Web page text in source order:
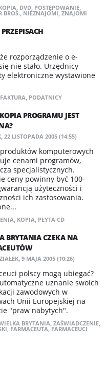
, DVD, POSTĘPOWANIE,
BROS., NIEZNAJOMI, ZNAJOMI
rozporządzenie o e-
nie stało. Urzędnicy
elektroniczne wystawione
FAKTURA, PODATNICY
PROGRAMU JEST
22 LISTOPADA 2005 (14:55)
komputerowych
cenami programów,
specjalistycznych.
ceny powinny być 100-
użyteczności i
ich zastosowania.
, KOPIA, PŁYTA CD
BRYTANIA CZEKA NA
9 MAJA 2005 (10:26)
polscy mogą ubiegać?
uznanie swoich
zawodowych w
Unii Europejskiej na
"praw nabytych".
BRYTANIA, ZAŚWIADCZENIE,
, FARMACEUTA,FARMACEUCI